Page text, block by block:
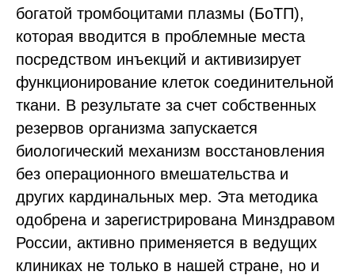
богатой тромбоцитами плазмы (БоТП),
которая вводится в проблемные места
посредством инъекций и активизирует
функционирование клеток соединительной
ткани. В результате за счет собственных
резервов организма запускается
биологический механизм восстановления
без операционного вмешательства и
других кардинальных мер. Эта методика
одобрена и зарегистрирована Минздравом
России, активно применяется в ведущих
клиниках не только в нашей стране, но и